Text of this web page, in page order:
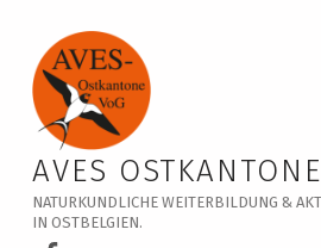
Veranstaltungskalender – AVES Ostkantone VoG
AVES
NATURKUNDLICHE WEITERBILDUNG &
IN OSTBELGIEN.
AVES Ostkantone bei